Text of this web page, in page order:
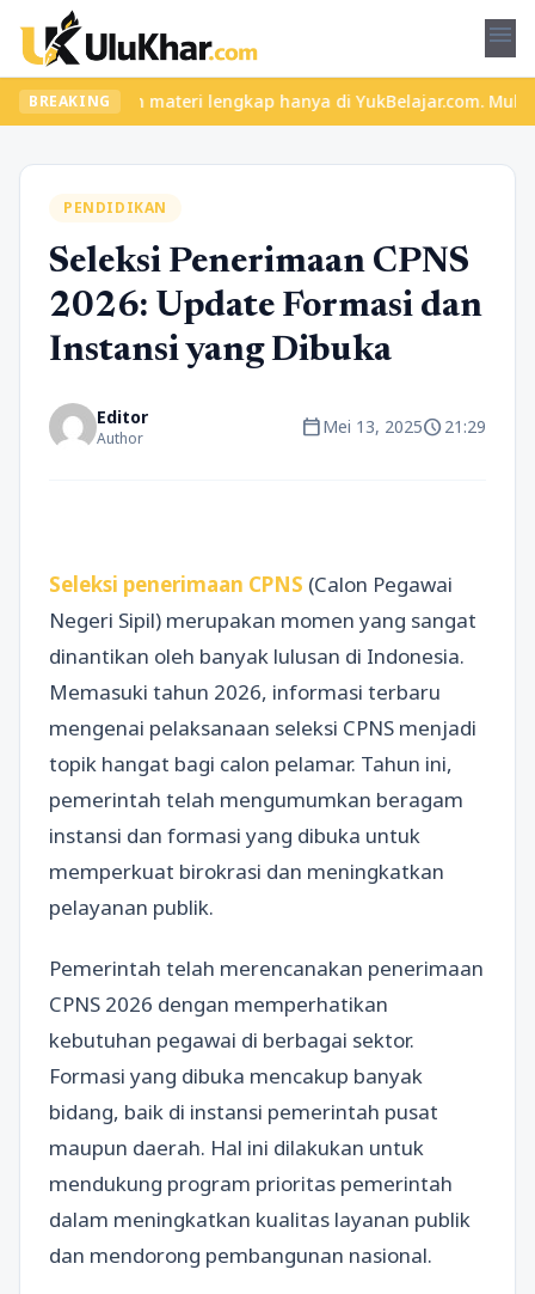
menu
BREAKING
dan materi lengkap hanya di YukBelajar.com. Mulai
PENDIDIKAN
Seleksi Penerimaan CPNS
2026: Update Formasi dan
Instansi yang Dibuka
Editor
Author calendar_todayMei 13, 2025schedule21:29
Seleksi penerimaan CPNS (Calon Pegawai
Negeri Sipil) merupakan momen yang sangat
dinantikan oleh banyak lulusan di Indonesia.
Memasuki tahun 2026, informasi terbaru
mengenai pelaksanaan seleksi CPNS menjadi
topik hangat bagi calon pelamar. Tahun ini,
pemerintah telah mengumumkan beragam
instansi dan formasi yang dibuka untuk
memperkuat birokrasi dan meningkatkan
pelayanan publik.
Pemerintah telah merencanakan penerimaan
CPNS 2026 dengan memperhatikan
kebutuhan pegawai di berbagai sektor.
Formasi yang dibuka mencakup banyak
bidang, baik di instansi pemerintah pusat
maupun daerah. Hal ini dilakukan untuk
mendukung program prioritas pemerintah
dalam meningkatkan kualitas layanan publik
dan mendorong pembangunan nasional.